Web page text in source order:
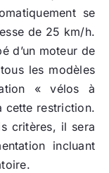
se
de 25 km/h.
d’un moteur de
les modèles
« vélos à
cette restriction.
critères, il sera
incluant